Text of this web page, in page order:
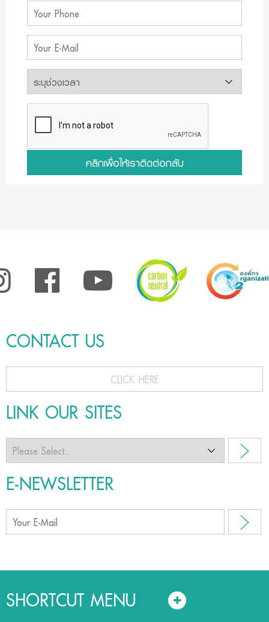
คลิกเพื่อให้เราติดต่อกลับ
CONTACT US
CLICK HERE
LINK OUR SITES
E-NEWSLETTER
SHORTCUT MENU